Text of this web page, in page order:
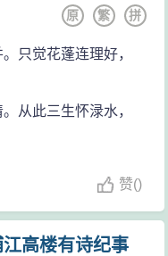
拼
繁
原
只觉花蓬连理好，
从此三生怀渌水，
赞()
高楼有诗纪事